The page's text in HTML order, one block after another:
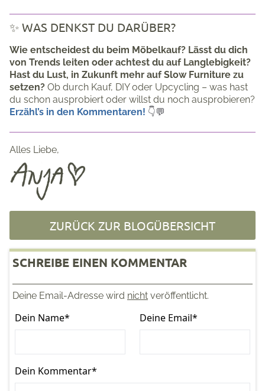
✨ WAS DENKST DU DARÜBER?
Wie entscheidest du beim Möbelkauf? Lässt du dich
von Trends leiten oder achtest du auf Langlebigkeit?
Hast du Lust, in Zukunft mehr auf Slow Furniture zu
setzen? Ob durch Kauf, DIY oder Upcycling – was hast
du schon ausprobiert oder willst du noch ausprobieren?
Erzähl’s in den Kommentaren! 👇💬
Alles Liebe,
ZURÜCK ZUR BLOGÜBERSICHT
SCHREIBE EINEN KOMMENTAR
Deine Email-Adresse wird nicht veröffentlicht.